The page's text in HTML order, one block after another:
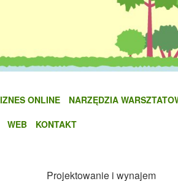
ONLINE NARZĘDZIA
WEB KONTAKT
Projektowanie i wynajem